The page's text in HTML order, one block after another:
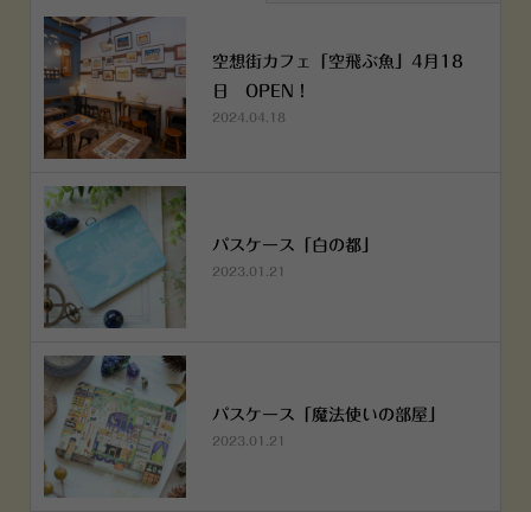
空想街カフェ「空飛ぶ魚」4月18
日 OPEN！
2024.04.18
パスケース「白の都」
2023.01.21
パスケース「魔法使いの部屋」
2023.01.21